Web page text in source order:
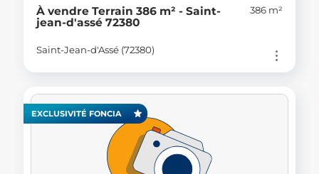
À vendre Terrain 386 m² - Saint-
jean-d'assé 72380
386 m²
Saint-Jean-d'Assé (72380)
EXCLUSIVITÉ FONCIA